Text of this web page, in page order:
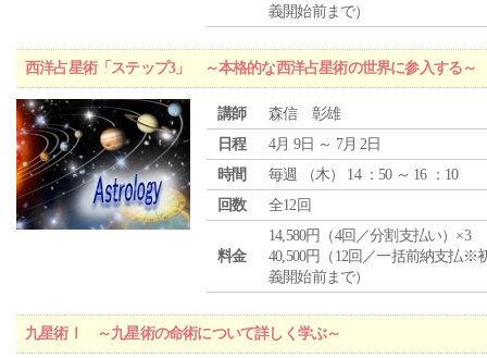
義開始前まで）
西洋占星術「ステップ3」 ～本格的な西洋占星術の世界に参入する～
講師
森信 彰雄
日程
4月 9日 ～ 7月 2日
時間
毎週 （木） 14 ：50 ～ 16 ：10
回数
全12回
料金
14,580円（4回／分割支払い）×3
40,500円（12回／一括前納支払※
義開始前まで）
九星術Ⅰ ～九星術の命術について詳しく学ぶ～